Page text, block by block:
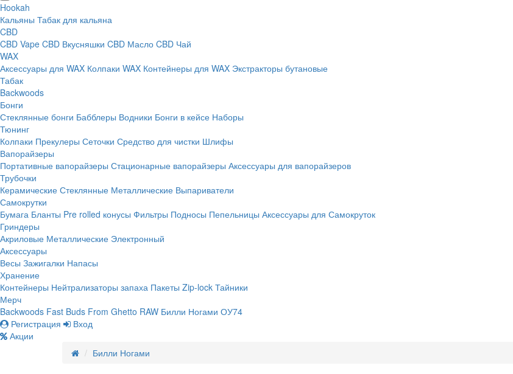
Hookah
Кальяны Табак для кальяна
CBD
CBD Vape CBD Вкусняшки CBD Масло CBD Чай
WAX
Аксессуары для WAX Колпаки WAX Контейнеры для WAX Экстракторы бутановые
Табак
Backwoods
Бонги
Стеклянные бонги Бабблеры Водники Бонги в кейсе Наборы
Тюнинг
Колпаки Прекулеры Сеточки Средство для чистки Шлифы
Вапорайзеры
Портативные вапорайзеры Стационарные вапорайзеры Аксессуары для вапорайзеров
Трубочки
Керамические Стеклянные Металлические Выпариватели
Самокрутки
Бумага Бланты Pre rolled конусы Фильтры Подносы Пепельницы Аксессуары для Самокруток
Гриндеры
Акриловые Металлические Электронный
Аксессуары
Весы Зажигалки Напасы
Хранение
Контейнеры Нейтрализаторы запаха Пакеты Zip-lock Тайники
Мерч
Backwoods Fast Buds From Ghetto RAW Билли Ногами ОУ74
Регистрация
Вход
Акции
Билли Ногами